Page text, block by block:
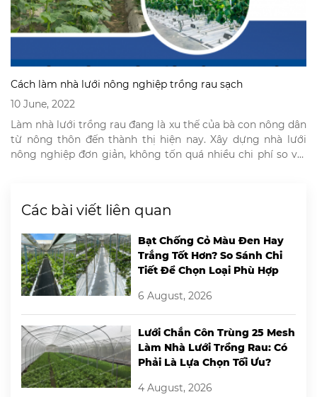
Cách làm nhà lưới nông nghiệp trồng rau sạch
10 June, 2022
Làm nhà lưới trồng rau đang là xu thế của bà con nông dân
từ nông thôn đến thành thị hiện nay. Xây dựng nhà lưới
nông nghiệp đơn giản, không tốn quá nhiều chi phí so với
Các bài viết liên quan
Bạt Chống Cỏ Màu Đen Hay
Trắng Tốt Hơn? So Sánh Chi
Tiết Để Chọn Loại Phù Hợp
6 August, 2026
Lưới Chắn Côn Trùng 25 Mesh
Làm Nhà Lưới Trồng Rau: Có
Phải Là Lựa Chọn Tối Ưu?
4 August, 2026